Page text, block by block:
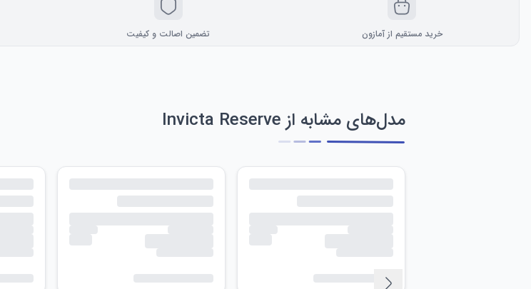
خرید مستقیم از آمازون تضمین اصالت و کیفیت
مدل‌های مشابه از Invicta Reserve